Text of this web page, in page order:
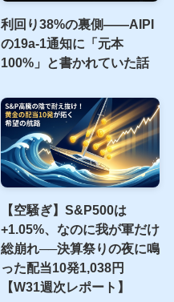
利回り38%の裏側――AIPI
の19a-1通知に「元本
100%」と書かれていた話
【空騒ぎ】S&P500は
+1.05%、なのに我が軍だけ
総崩れ──決算祭りの夜に鳴
った配当10発1,038円
【W31週次レポート】